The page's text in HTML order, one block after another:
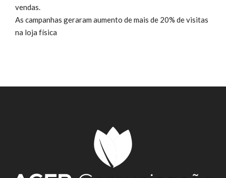
vendas.
As campanhas geraram aumento de mais de 20% de visitas
na loja física